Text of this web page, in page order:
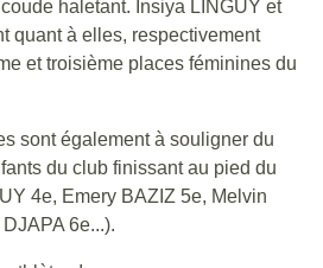
haletant. Insiya LINGUY et
quant à elles, respectivement
et troisième places féminines du
sont également à souligner du
du club finissant au pied du
4e, Emery BAZIZ 5e, Melvin
6e...).